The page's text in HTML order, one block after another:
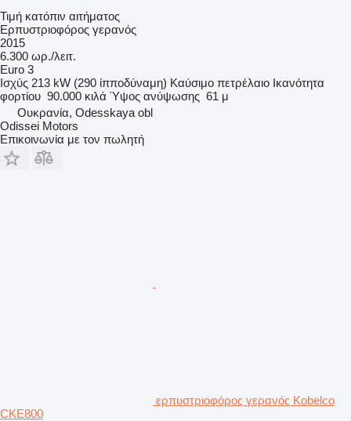
Τιμή κατόπιν αιτήματος
Ερπυστριοφόρος γερανός
2015
6.300 ωρ./λειτ.
Euro 3
Ισχύς 213 kW (290 ίπποδύναμη) Καύσιμο πετρέλαιο Ικανότητα
φορτίου 90.000 κιλά Ύψος ανύψωσης 61 μ
Ουκρανία, Odesskaya obl
Odissei Motors
Επικοινωνία με τον πωλητή
ερπυστριοφόρος γερανός Kobelco
CKE800